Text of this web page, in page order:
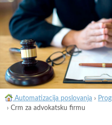
Automatizacija poslovanja ›
› Crm za advokatsku firmu